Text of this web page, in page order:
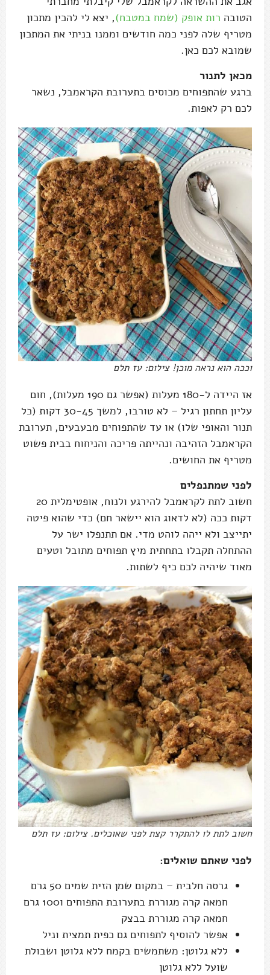
הטובה רות אופק (שמח במטבח), יצא לי להכין מתכון
מטריף שלה לפני כמה חודשים וממנו בניתי את המתכון
שמובא לכם כאן.
מכאן לתנור
ברגע שהתפוחים מכוסים בתערובת הקראמבל, נשאר
לכם רק לאפות.
וככה הוא נראה מוכן! צילום: עז תלם
אז היידה ל-180 מעלות (אפשר גם 190 מעלות), חום
עליון תחתון רגיל – לא טורבו, למשך 30-45 דקות (כל
תנור והאופי שלו) או עד שהתפוחים מבעבעים, תערובת
הקראמבל הזהיבה ונהייתה פריכה והניחוח בבית פשוט
מטריף את החושים.
לפני שמתנפלים
חשוב לתת לקראמבל להירגע ולנוח, אופטימלית 20
דקות ככה (לא לדאוג הוא יישאר חם) כדי שהוא פיטה
יתייצב ולא ייהה לוהט מדי. אם תתנפלו ישר על
ההתחלה תקבלו בתחתית מיץ תפוחים מתובל וטעים
מאוד שיהיה לכם כיף לשתות.
חשוב לתת לו להתקרר קצת לפני שאוכלים. צילום: עז תלם
לפני שאתם שואלים:
גרסה חלבית – במקום שמן הזית שמים 50 גרם
חמאה קרה מגוררת בתערובת התפוחים ו100 גרם
חמאה קרה מגוררת בבצק
אפשר להוסיף לתפוחים גם כפית תמצית וניל
ללא גלוטן: משתמשים בקמח ללא גלוטן ושבולת
שועל ללא גלוטן